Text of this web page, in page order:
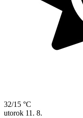
32/15 °C
utorok 11. 8.